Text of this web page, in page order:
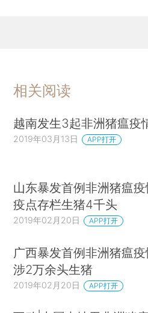
相关阅读
越南发生3起非洲猪瘟疫
2019年03月13日 APP打开
山东暴发首例非洲猪瘟
疫点存栏生猪4千头
2019年02月20日 APP打开
广西暴发首例非洲猪瘟
涉2万余头生猪
2019年02月20日 APP打开